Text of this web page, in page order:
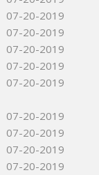
07-20-2019
07-20-2019
07-20-2019
07-20-2019
07-20-2019
07-20-2019
07-20-2019
07-20-2019
07-20-2019